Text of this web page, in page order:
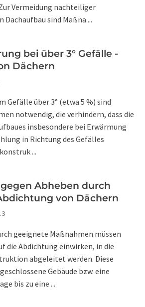
Vermeidung nachteiliger
Dachaufbau sind Maßna ...
bei über 3° Gefälle -
Dächern
Gefälle über 3° (etwa 5 %) sind
notwendig, die verhindern, dass die
insbesondere bei Erwärmung
in Richtung des Gefälles
...
Abheben durch
von Dächern
geeignete Maßnahmen müssen
die Abdichtung einwirken, in die
abgeleitet werden. Diese
Gebäude bzw. eine
bis zu eine ...